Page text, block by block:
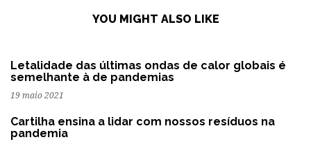
YOU MIGHT ALSO LIKE
Letalidade das últimas ondas de calor globais é
semelhante à de pandemias
19 maio 2021
Cartilha ensina a lidar com nossos resíduos na
pandemia